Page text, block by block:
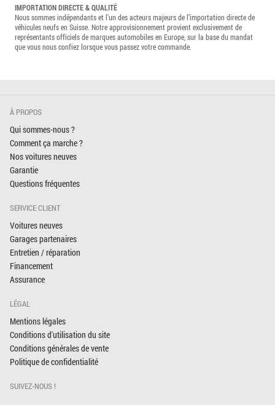
IMPORTATION DIRECTE & QUALITÉ
Nous sommes indépendants et l’un des acteurs majeurs de l’importation directe de
véhicules neufs en Suisse. Notre approvisionnement provient exclusivement de
représentants officiels de marques automobiles en Europe, sur la base du mandat
que vous nous confiez lorsque vous passez votre commande.
À PROPOS
Qui sommes-nous ?
Comment ça marche ?
Nos voitures neuves
Garantie
Questions fréquentes
SERVICE CLIENT
Voitures neuves
Garages partenaires
Entretien / réparation
Financement
Assurance
LÉGAL
Mentions légales
Conditions d'utilisation du site
Conditions générales de vente
Politique de confidentialité
SUIVEZ-NOUS !